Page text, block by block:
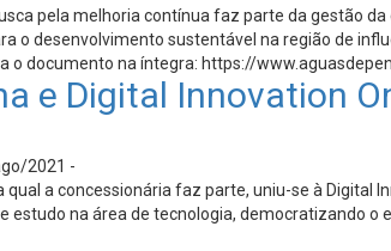
pela melhoria contínua faz parte da gestão
o desenvolvimento sustentável na região de
o documento na íntegra: https://
e Digital Innovation
2021 -
a concessionária faz parte, uniu-se à
estudo na área de tecnologia, democratizando